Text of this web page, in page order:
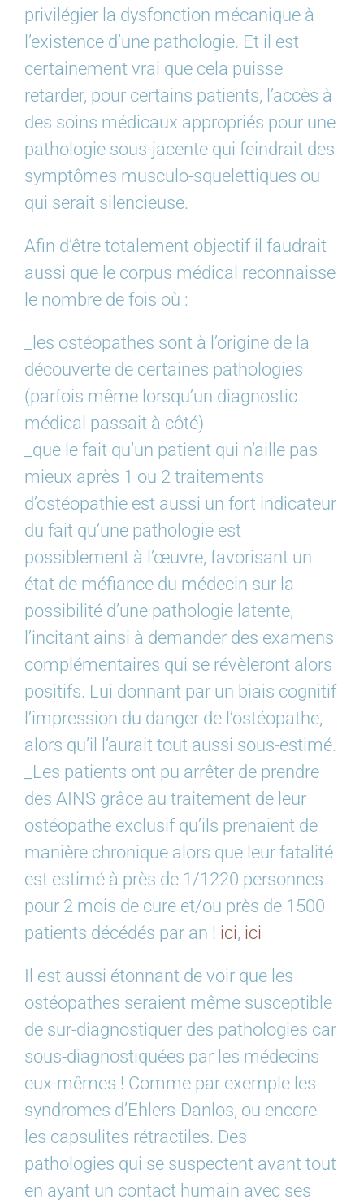
privilégier la dysfonction mécanique à
l’existence d’une pathologie. Et il est
certainement vrai que cela puisse
retarder, pour certains patients, l’accès à
des soins médicaux appropriés pour une
pathologie sous-jacente qui feindrait des
symptômes musculo-squelettiques ou
qui serait silencieuse.
Afin d’être totalement objectif il faudrait
aussi que le corpus médical reconnaisse
le nombre de fois où :
_les ostéopathes sont à l’origine de la
découverte de certaines pathologies
(parfois même lorsqu’un diagnostic
médical passait à côté)
_que le fait qu’un patient qui n’aille pas
mieux après 1 ou 2 traitements
d’ostéopathie est aussi un fort indicateur
du fait qu’une pathologie est
possiblement à l’œuvre, favorisant un
état de méfiance du médecin sur la
possibilité d’une pathologie latente,
l’incitant ainsi à demander des examens
complémentaires qui se révèleront alors
positifs. Lui donnant par un biais cognitif
l’impression du danger de l’ostéopathe,
alors qu’il l’aurait tout aussi sous-estimé.
_Les patients ont pu arrêter de prendre
des AINS grâce au traitement de leur
ostéopathe exclusif qu’ils prenaient de
manière chronique alors que leur fatalité
est estimé à près de 1/1220 personnes
pour 2 mois de cure et/ou près de 1500
patients décédés par an ! ici, ici
Il est aussi étonnant de voir que les
ostéopathes seraient même susceptible
de sur-diagnostiquer des pathologies car
sous-diagnostiquées par les médecins
eux-mêmes ! Comme par exemple les
syndromes d’Ehlers-Danlos, ou encore
les capsulites rétractiles. Des
pathologies qui se suspectent avant tout
en ayant un contact humain avec ses